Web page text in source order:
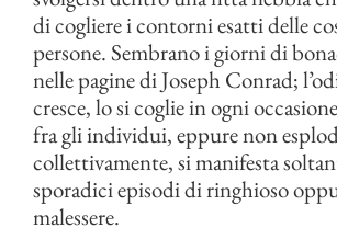
di cogliere i contorni esatti delle
persone. Sembrano i giorni di
nelle pagine di Joseph Conrad;
cresce, lo si coglie in ogni
fra gli individui, eppure non
collettivamente, si manifesta
sporadici episodi di ringhioso
malessere.